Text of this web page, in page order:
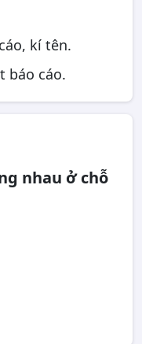
kí tên.
báo cáo.
nhau ở chỗ